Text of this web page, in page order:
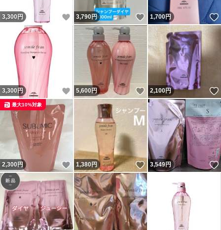
3,300 円 いいね！
3,790円 いいね！
1,700円
3,300 円 いいね！
5,600円 いいね！
2,100円
2,300円 いいね！
最大10%対象
1,380円 いいね！
3,549円